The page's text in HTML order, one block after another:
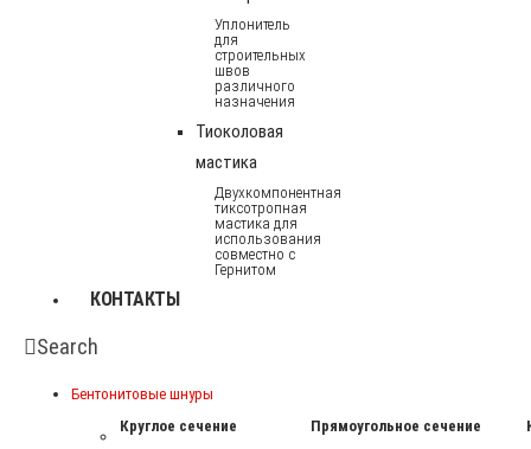
Уплонитель
для
строительных
швов
различного
назначения
Тиоколовая
мастика
Двухкомпонентная
тиксотропная
мастика для
использования
совместно с
Гернитом
КОНТАКТЫ
Search
Бентонитовые шнуры
Круглое сечение
Прямоугольное сечение